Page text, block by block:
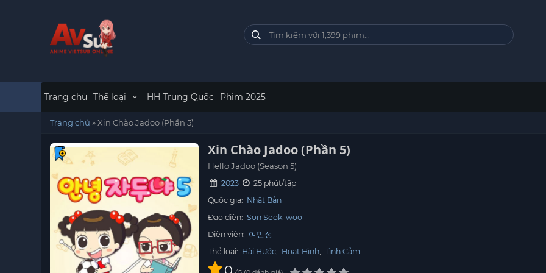
Trang chủ Thể loại HH Trung Quốc Phim 2025
Trang chủ »Xin Chào Jadoo (Phần 5)
Xin Chào Jadoo (Phần 5)
Hello Jadoo (Season 5)
2023
25 phút/tập
Quốc gia: Nhật Bản
Đạo diễn: Son Seok-woo
Diễn viên: 여민정
Thể loại: Hài Hước, Hoạt Hình, Tình Cảm